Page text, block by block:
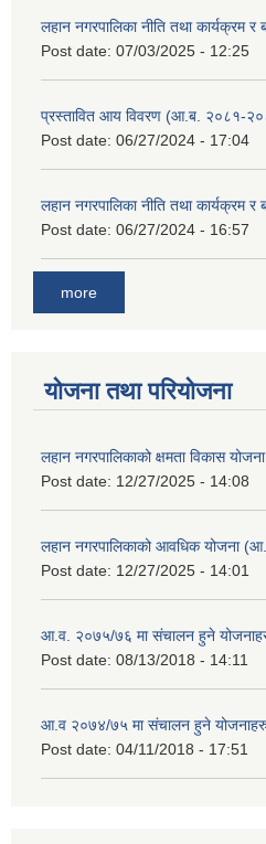
लहान नगरपालिका नीति तथा
Post date: 07/03/2025 - 12:25
प्रस्तावित आय विवरण (आ.ब. २०८१-
Post date: 06/27/2024 - 17:04
लहान नगरपालिका नीति तथा
Post date: 06/27/2024 - 16:57
more
योजना तथा परियोजना
लहान नगरपालिकाको क्षमता विकास योजना
Post date: 12/27/2025 - 14:08
लहान नगरपालिकाको आवधिक योजना
Post date: 12/27/2025 - 14:01
आ.व. २०७५/७६ मा संचालन हुने
Post date: 08/13/2018 - 14:11
आ.व २०७४/७५ मा संचालन हुने योजनाहरु
Post date: 04/11/2018 - 17:51